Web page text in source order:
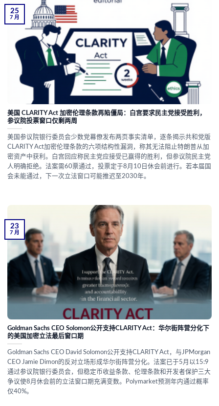
美国 CLARITY Act 加密伦理条款再陷僵局：白宫要求民主党接受胜利，
参议院投票窗口仅剩两周
美国参议院银行委员会少数党幕僚发布两页事实清单，逐条揭示共和党版
CLARITY Act加密伦理条款的六项结构性漏洞，称其无法阻止特朗普从加
密资产中获利。白宫回应称民主党应接受已赢得的胜利，但参议院民主党
人明确拒绝。法案需60票通过，投票定于8月10日休会前进行。若本届国
会未能通过，下一次立法窗口可能推迟至2030年。
25
7 月
Goldman Sachs CEO Solomon公开支持CLARITY Act：华尔街阵营分化下
的美国加密立法最后窗口期
Goldman Sachs CEO David Solomon公开支持CLARITY Act，与JPMorgan
CEO Jamie Dimon的反对立场形成华尔街阵营分化。法案已于5月以15:9
通过参议院银行委员会，但稳定币收益条款、伦理条款和开发者保护三大
争议使8月休会前的立法窗口期充满变数。Polymarket预测年内通过概率
仅40%。
23
7 月